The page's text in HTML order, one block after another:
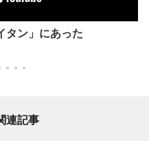
タン」にあった
連記事